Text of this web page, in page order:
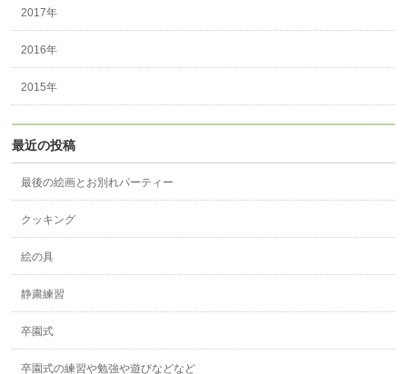
2017年
2016年
2015年
最近の投稿
最後の絵画とお別れパーティー
クッキング
絵の具
静粛練習
卒園式
卒園式の練習や勉強や遊びなどなど